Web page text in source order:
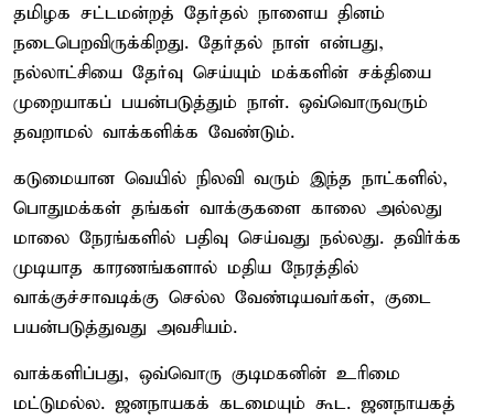
தமிழக சட்டமன்றத் தேர்தல் நாளைய தினம்
நடைபெறவிருக்கிறது. தேர்தல் நாள் என்பது,
நல்லாட்சியை தேர்வு செய்யும் மக்களின் சக்தியை
முறையாகப் பயன்படுத்தும் நாள். ஒவ்வொருவரும்
தவறாமல் வாக்களிக்க வேண்டும்.
கடுமையான வெயில் நிலவி வரும் இந்த நாட்களில்,
பொதுமக்கள் தங்கள் வாக்குகளை காலை அல்லது
மாலை நேரங்களில் பதிவு செய்வது நல்லது. தவிர்க்க
முடியாத காரணங்களால் மதிய நேரத்தில்
வாக்குச்சாவடிக்கு செல்ல வேண்டியவர்கள், குடை
பயன்படுத்துவது அவசியம்.
வாக்களிப்பது, ஒவ்வொரு குடிமகனின் உரிமை
மட்டுமல்ல. ஜனநாயகக் கடமையும் கூட. ஜனநாயகத்